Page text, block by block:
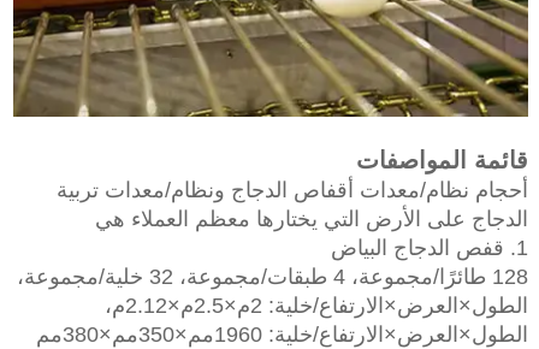
قائمة المواصفات
أحجام نظام/معدات أقفاص الدجاج ونظام/معدات تربية
الدجاج على الأرض التي يختارها معظم العملاء هي
1. قفص الدجاج البياض
128 طائرًا/مجموعة، 4 طبقات/مجموعة، 32 خلية/مجموعة،
الطول×العرض×الارتفاع/خلية: 2م×2.5م×2.12م،
الطول×العرض×الارتفاع/خلية: 1960مم×350مم×380مم